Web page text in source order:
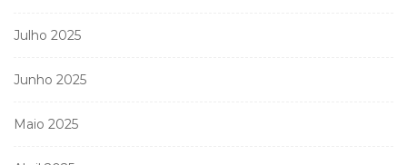
Julho 2025
Junho 2025
Maio 2025